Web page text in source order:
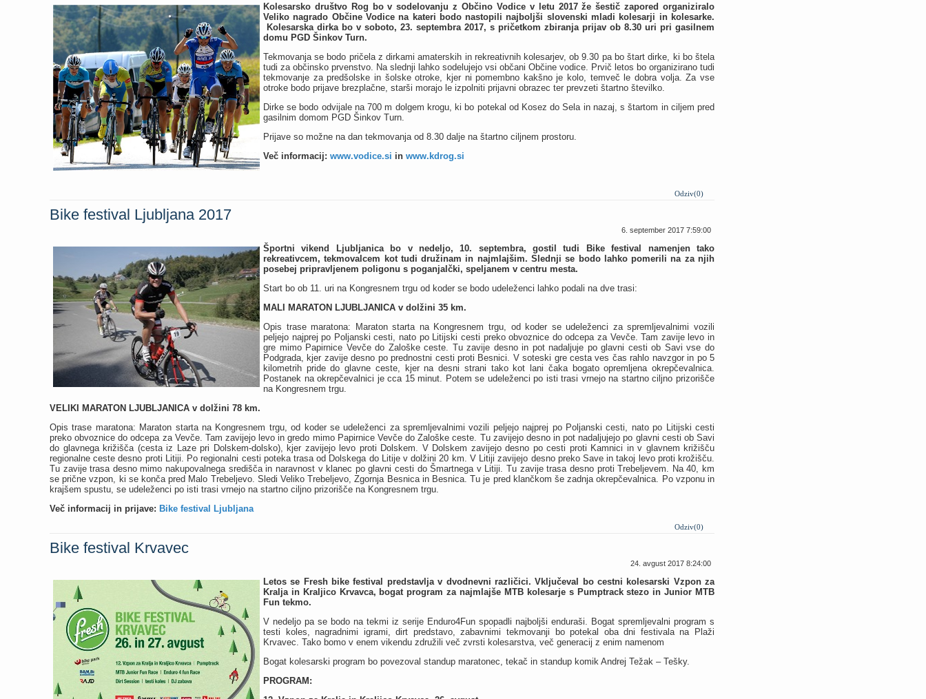
Kolesarsko društvo Rog bo v sodelovanju z Občino Vodice v letu 2017 že šestič zapored organiziralo
Veliko nagrado Občine Vodice na kateri bodo nastopili najboljši slovenski mladi kolesarji in kolesarke.
Kolesarska dirka bo v soboto, 23. septembra 2017, s pričetkom zbiranja prijav ob 8.30 uri pri gasilnem
domu PGD Šinkov Turn.
Tekmovanja se bodo pričela z dirkami amaterskih in rekreativnih kolesarjev, ob 9.30 pa bo štart dirke, ki bo štela
tudi za občinsko prvenstvo. Na slednji lahko sodelujejo vsi občani Občine vodice. Prvič letos bo organizirano tudi
tekmovanje za predšolske in šolske otroke, kjer ni pomembno kakšno je kolo, temveč le dobra volja. Za vse
otroke bodo prijave brezplačne, starši morajo le izpolniti prijavni obrazec ter prevzeti štartno številko.
Dirke se bodo odvijale na 700 m dolgem krogu, ki bo potekal od Kosez do Sela in nazaj, s štartom in ciljem pred
gasilnim domom PGD Šinkov Turn.
Prijave so možne na dan tekmovanja od 8.30 dalje na štartno ciljnem prostoru.
Več informacij: www.vodice.si in www.kdrog.si
Odziv(0)
Bike festival Ljubljana 2017
6. september 2017 7:59:00
Športni vikend Ljubljanica bo v nedeljo, 10. septembra, gostil tudi Bike festival namenjen tako
rekreativcem, tekmovalcem kot tudi družinam in najmlajšim. Slednji se bodo lahko pomerili na za njih
posebej pripravljenem poligonu s poganjalčki, speljanem v centru mesta.
Start bo ob 11. uri na Kongresnem trgu od koder se bodo udeleženci lahko podali na dve trasi:
MALI MARATON LJUBLJANICA v dolžini 35 km.
Opis trase maratona: Maraton starta na Kongresnem trgu, od koder se udeleženci za spremljevalnimi vozili
peljejo najprej po Poljanski cesti, nato po Litijski cesti preko obvoznice do odcepa za Vevče. Tam zavije levo in
gre mimo Papirnice Vevče do Zaloške ceste. Tu zavije desno in pot nadaljuje po glavni cesti ob Savi vse do
Podgrada, kjer zavije desno po prednostni cesti proti Besnici. V soteski gre cesta ves čas rahlo navzgor in po 5
kilometrih pride do glavne ceste, kjer na desni strani tako kot lani čaka bogato opremljena okrepčevalnica.
Postanek na okrepčevalnici je cca 15 minut. Potem se udeleženci po isti trasi vrnejo na startno ciljno prizorišče
na Kongresnem trgu.
VELIKI MARATON LJUBLJANICA v dolžini 78 km.
Opis trase maratona: Maraton starta na Kongresnem trgu, od koder se udeleženci za spremljevalnimi vozili peljejo najprej po Poljanski cesti, nato po Litijski cesti
preko obvoznice do odcepa za Vevče. Tam zavijejo levo in gredo mimo Papirnice Vevče do Zaloške ceste. Tu zavijejo desno in pot nadaljujejo po glavni cesti ob Savi
do glavnega križišča (cesta iz Laze pri Dolskem-dolsko), kjer zavijejo levo proti Dolskem. V Dolskem zavijejo desno po cesti proti Kamnici in v glavnem križišču
regionalne ceste desno proti Litiji. Po regionalni cesti poteka trasa od Dolskega do Litije v dolžini 20 km. V Litiji zavijejo desno preko Save in takoj levo proti krožišču.
Tu zavije trasa desno mimo nakupovalnega središča in naravnost v klanec po glavni cesti do Šmartnega v Litiji. Tu zavije trasa desno proti Trebeljevem. Na 40, km
se prične vzpon, ki se konča pred Malo Trebeljevo. Sledi Veliko Trebeljevo, Zgornja Besnica in Besnica. Tu je pred klančkom še zadnja okrepčevalnica. Po vzponu in
krajšem spustu, se udeleženci po isti trasi vrnejo na startno ciljno prizorišče na Kongresnem trgu.
Več informacij in prijave: Bike festival Ljubljana
Odziv(0)
Bike festival Krvavec
24. avgust 2017 8:24:00
Letos se Fresh bike festival predstavlja v dvodnevni različici. Vključeval bo cestni kolesarski Vzpon za
Kralja in Kraljico Krvavca, bogat program za najmlajše MTB kolesarje s Pumptrack stezo in Junior MTB
Fun tekmo.
V nedeljo pa se bodo na tekmi iz serije Enduro4Fun spopadli najboljši enduraši. Bogat spremljevalni program s
testi koles, nagradnimi igrami, dirt predstavo, zabavnimi tekmovanji bo potekal oba dni festivala na Plaži
Krvavec. Tako bomo v enem vikendu združili več zvrsti kolesarstva, več generacij z enim namenom
Bogat kolesarski program bo povezoval stand­up maratonec, tekač in stand­up komik Andrej Težak – Tešky.
PROGRAM: